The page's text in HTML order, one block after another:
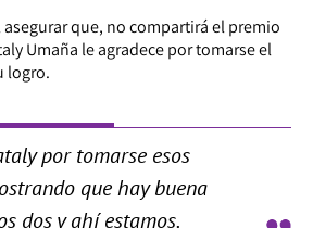
asegurar que, no compartirá el premio
Umaña le agradece por tomarse el
logro.
por tomarse esos
que hay buena
dos y ahí estamos.